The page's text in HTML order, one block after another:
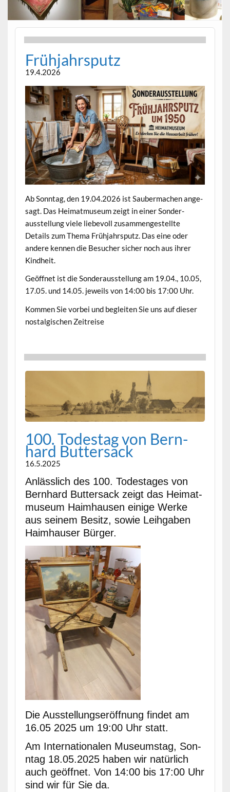
Früh­jahrsputz
19.4.2026
Ab Son­ntag, den 19.04.2026 ist Sauber­ma­chen ange­
sagt. Das Heimat­mu­se­um zeigt in ein­er Son­der­
ausstel­lung viele liebevoll zusam­mengestellte
Details zum The­ma Früh­jahrsputz. Das eine oder
andere ken­nen die Besuch­er sich­er noch aus ihrer
Kindheit.
Geöffnet ist die Son­der­ausstel­lung am 19.04., 10.05,
17.05. und 14.05. jew­eils von 14:00 bis 17:00 Uhr.
Kom­men Sie vor­bei und begleit­en Sie uns auf dieser
nos­tal­gis­chen Zeitreise
100. Todestag von Bern­
hard But­ter­sack
16.5.2025
Anlässlich des 100. Todestages von
Bern­hard But­ter­sack zeigt das Heimat­
mu­se­um Haimhausen einige Werke
aus seinem Besitz, sowie Lei­h­gaben
Haimhauser Bürger.
Die Ausstel­lungseröff­nung find­et am
16.05 2025 um 19:00 Uhr statt.
Am Inter­na­tionalen Muse­um­stag, Son­
ntag 18.05.2025 haben wir natür­lich
auch geöffnet. Von 14:00 bis 17:00 Uhr
sind wir für Sie da.